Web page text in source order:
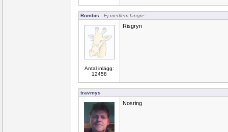
Rombis - Ej medlem längre
Antal inlägg:
12458
Risgryn
travmys
Nosring